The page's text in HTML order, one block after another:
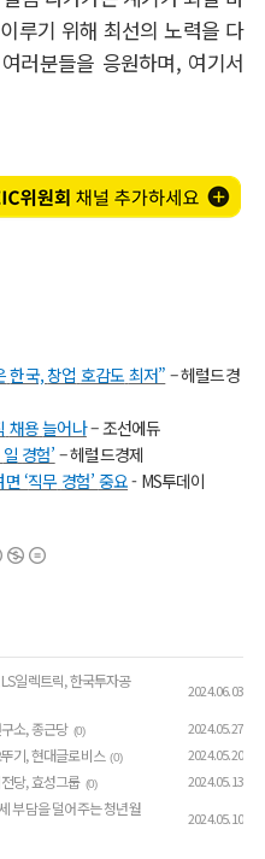
루기 위해 최선의 노력을 다
러분들을 응원하며, 여기서
한국,창업 호감도최저” –헤럴드경
채용늘어나–조선에듀
일 경험’ –헤럴드경제
‘직무 경험’ 중요- MS투데이
일렉트릭, 한국투자공
2024.06.03
소, 종근당 (0) 2024.05.27
기, 현대글로비스 (0) 2024.05.20
당, 효성그룹 (0) 2024.05.13
부담을 덜어주는 청년월
2024.05.10